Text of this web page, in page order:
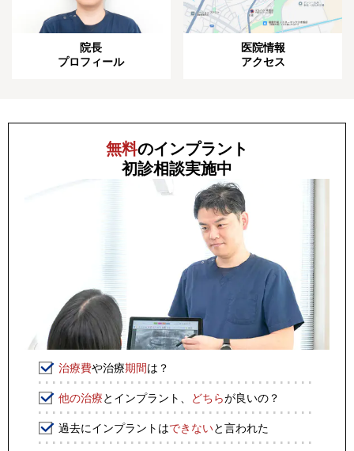
院長
プロフィール
医院情報
アクセス
無料のインプラント
初診相談実施中
治療費や治療期間は？
他の治療とインプラント、 どちらが良いの？
過去にインプラントはできないと言われた